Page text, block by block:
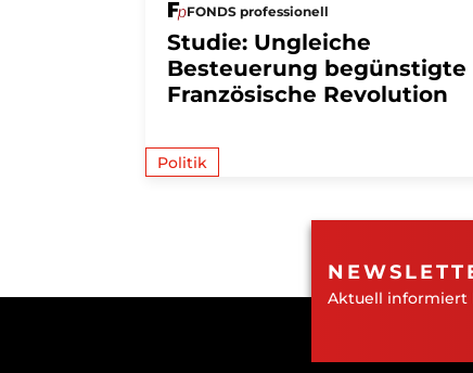
FONDS professionell
Studie: Ungleiche
Besteuerung begünstigte
Französische Revolution
Politik
Aktuell informiert